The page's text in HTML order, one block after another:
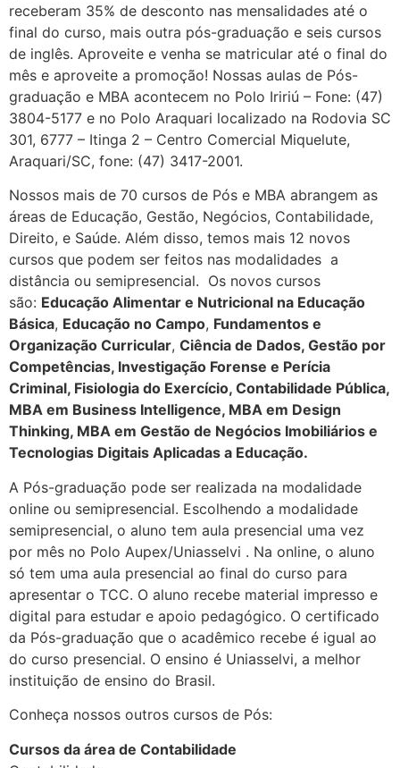
receberam 35% de desconto nas mensalidades até o
final do curso, mais outra pós-graduação e seis cursos
de inglês. Aproveite e venha se matricular até o final do
mês e aproveite a promoção! Nossas aulas de Pós-
graduação e MBA acontecem no Polo Iririú – Fone: (47)
3804-5177 e no Polo Araquari localizado na Rodovia SC
301, 6777 – Itinga 2 – Centro Comercial Miquelute,
Araquari/SC, fone: (47) 3417-2001.
Nossos mais de 70 cursos de Pós e MBA abrangem as
áreas de Educação, Gestão, Negócios, Contabilidade,
Direito, e Saúde. Além disso, temos mais 12 novos
cursos que podem ser feitos nas modalidades a
distância ou semipresencial. Os novos cursos
são: Educação Alimentar e Nutricional na Educação
Básica, Educação no Campo, Fundamentos e
Organização Curricular, Ciência de Dados, Gestão por
Competências, Investigação Forense e Perícia
Criminal, Fisiologia do Exercício, Contabilidade Pública,
MBA em Business Intelligence, MBA em Design
Thinking, MBA em Gestão de Negócios Imobiliários e
Tecnologias Digitais Aplicadas a Educação.
A Pós-graduação pode ser realizada na modalidade
online ou semipresencial. Escolhendo a modalidade
semipresencial, o aluno tem aula presencial uma vez
por mês no Polo Aupex/Uniasselvi . Na online, o aluno
só tem uma aula presencial ao final do curso para
apresentar o TCC. O aluno recebe material impresso e
digital para estudar e apoio pedagógico. O certificado
da Pós-graduação que o acadêmico recebe é igual ao
do curso presencial. O ensino é Uniasselvi, a melhor
instituição de ensino do Brasil.
Conheça nossos outros cursos de Pós:
Cursos da área de Contabilidade